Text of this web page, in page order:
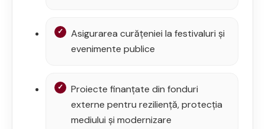
Asigurarea curățeniei la festivaluri și
evenimente publice
Proiecte finanțate din fonduri
externe pentru reziliență, protecția
mediului și modernizare